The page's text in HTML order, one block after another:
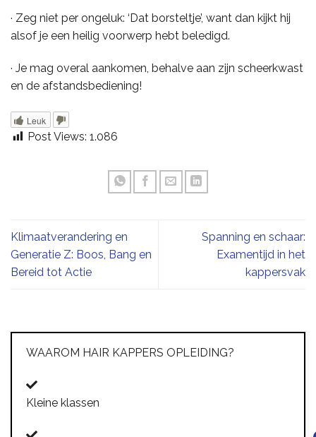
· Zeg niet per ongeluk: ‘Dat borsteltje’, want dan kijkt hij
alsof je een heilig voorwerp hebt beledigd.
· Je mag overal aankomen, behalve aan zijn scheerkwast
en de afstandsbediening!
Leuk
Post Views: 1.086
Klimaatverandering en
Generatie Z: Boos, Bang en
Bereid tot Actie
Spanning en schaar:
Examentijd in het
kappersvak
WAAROM HAIR KAPPERS OPLEIDING?
Kleine klassen